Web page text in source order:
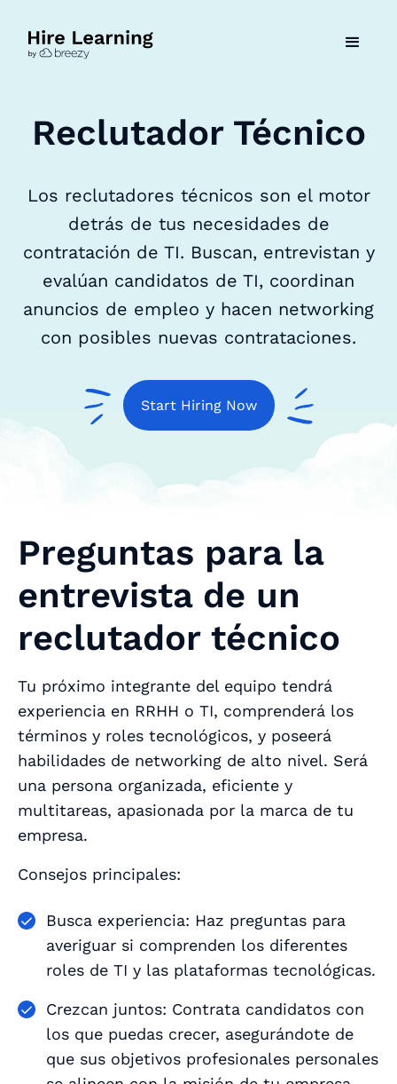
Reclutador Técnico
Los reclutadores técnicos son el motor
detrás de tus necesidades de
contratación de TI. Buscan, entrevistan y
evalúan candidatos de TI, coordinan
anuncios de empleo y hacen networking
con posibles nuevas contrataciones.
Start Hiring Now
Preguntas para la
entrevista de un
reclutador técnico
Tu próximo integrante del equipo tendrá
experiencia en RRHH o TI, comprenderá los
términos y roles tecnológicos, y poseerá
habilidades de networking de alto nivel. Será
una persona organizada, eficiente y
multitareas, apasionada por la marca de tu
empresa.
Consejos principales:
Busca experiencia: Haz preguntas para
averiguar si comprenden los diferentes
roles de TI y las plataformas tecnológicas.
Crezcan juntos: Contrata candidatos con
los que puedas crecer, asegurándote de
que sus objetivos profesionales personales